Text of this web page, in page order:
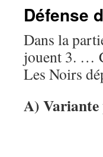
Défense
Dans la
jouent 3. …
Les Noirs
A)